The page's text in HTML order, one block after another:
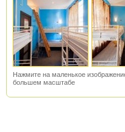
Нажмите на маленькое
большем масштабе